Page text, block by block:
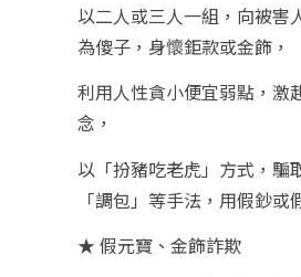
以二人或三人一組，向被害
為傻子，身懷鉅款或金飾，
利用人性貪小便宜弱點，激
念，
以「扮豬吃老虎」方式，騙
「調包」等手法，用假鈔或
★ 假元寶、金飾詐欺